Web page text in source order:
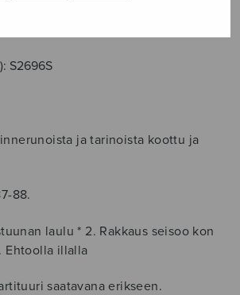
S2696S
ja tarinoista koottu ja
88.
laulu * 2. Rakkaus seisoo kon
Ehtoolla illalla
saatavana erikseen.